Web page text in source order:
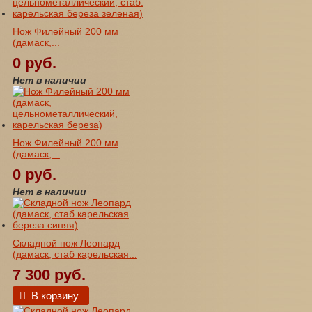
Нож Филейный 200 мм
(дамаск,...
0 руб.
Нет в наличии
Нож Филейный 200 мм
(дамаск,...
0 руб.
Нет в наличии
Складной нож Леопард
(дамаск, стаб карельская...
7 300 руб.
В корзину